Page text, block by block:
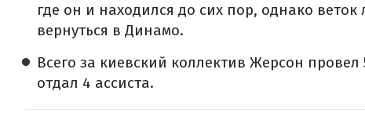
где он и находился до сих пор, однако
вернуться в Динамо.
Всего за киевский коллектив Жерсон провел
отдал 4 ассиста.